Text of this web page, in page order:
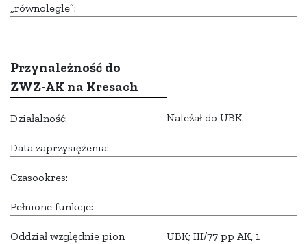
„równolegle”:
Przynależność do
ZWZ-AK na Kresach
Działalność: Należał do UBK.
Data zaprzysiężenia:
Czasookres:
Pełnione funkcje:
Oddział względnie pion
UBK; III/77 pp AK, 1